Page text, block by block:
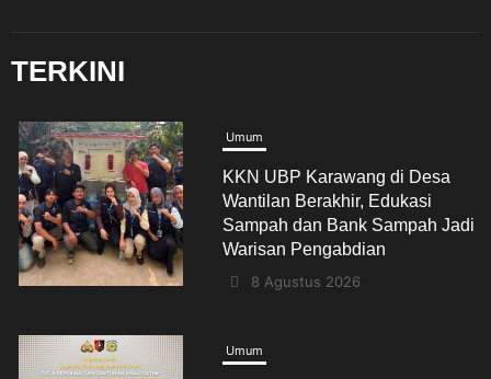
TERKINI
Umum
KKN UBP Karawang di Desa
Wantilan Berakhir, Edukasi
Sampah dan Bank Sampah Jadi
Warisan Pengabdian
8 Agustus 2026
Umum